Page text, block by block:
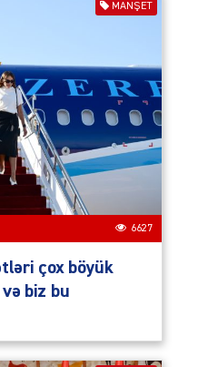
MANŞET
6627
çox böyük
biz bu